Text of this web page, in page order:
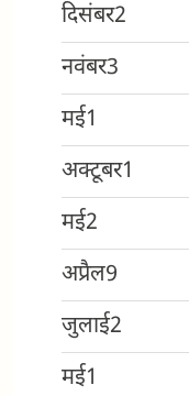
दिसंबर2
नवंबर3
मई1
अक्टूबर1
मई2
अप्रैल9
जुलाई2
मई1